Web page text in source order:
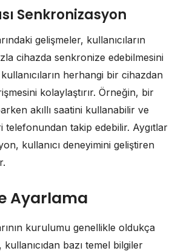
Senkronizasyon
gelişmeler, kullanıcıların
cihazda senkronize edebilmesini
herhangi bir cihazdan
kolaylaştırır. Örneğin, bir
akıllı saatini kullanabilir ve
telefonundan takip edebilir. Aygıtlar
kullanıcı deneyimini geliştiren
Ayarlama
kurulumu genellikle oldukça
bazı temel bilgiler